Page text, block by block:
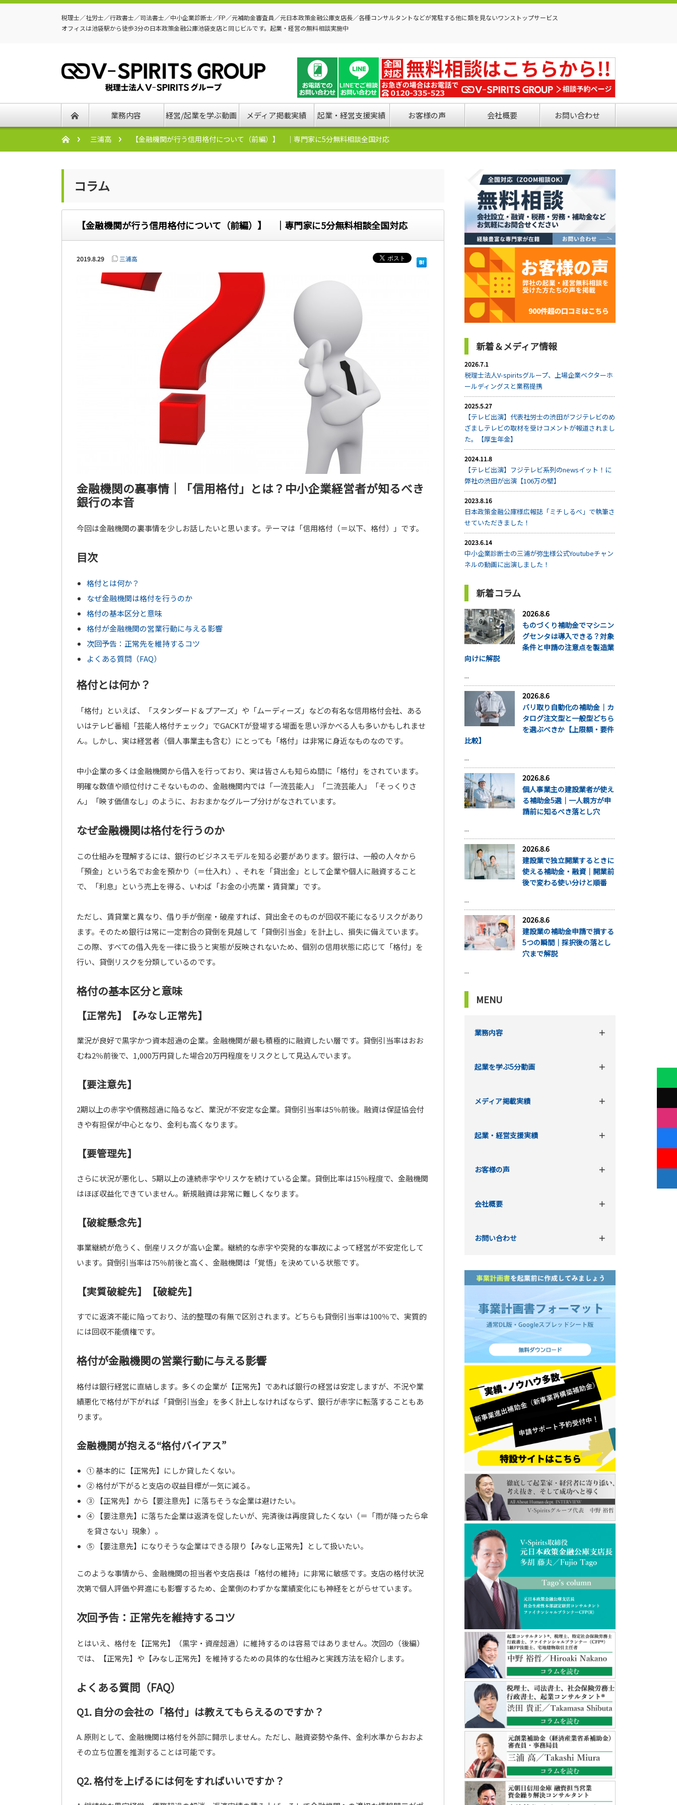
税理士／社労士／行政書士／司法書士／中小企業診断士／FP／元補助金審査員／元日本政策金融公庫支店長／各種コンサルタントなどが常駐する他に類を見ないワンストップサービス
オフィスは池袋駅から徒歩3分の日本政策金融公庫池袋支店と同じビルです。起業・経営の無料相談実施中
業務内容 経営/起業を学ぶ動画 メディア掲載実績 起業・経営支援実績 お客様の声 会社概要 お問い合わせ
三浦高 【金融機関が行う信用格付について（前編）】 ｜専門家に5分無料相談全国対応
コラム
【金融機関が行う信用格付について（前編）】 ｜専門家に5分無料相談全国対応
2019.8.29 三浦高
金融機関の裏事情｜「信用格付」とは？中小企業経営者が知るべき
銀行の本音
今回は金融機関の裏事情を少しお話したいと思います。テーマは「信用格付（＝以下、格付）」です。
目次
格付とは何か？
なぜ金融機関は格付を行うのか
格付の基本区分と意味
格付が金融機関の営業行動に与える影響
次回予告：正常先を維持するコツ
よくある質問（FAQ）
格付とは何か？
「格付」といえば、「スタンダード＆プアーズ」や「ムーディーズ」などの有名な信用格付会社、ある
いはテレビ番組「芸能人格付チェック」でGACKTが登場する場面を思い浮かべる人も多いかもしれませ
ん。しかし、実は経営者（個人事業主も含む）にとっても「格付」は非常に身近なものなのです。
中小企業の多くは金融機関から借入を行っており、実は皆さんも知らぬ間に「格付」をされています。
明確な数値や順位付けこそないものの、金融機関内では「一流芸能人」「二流芸能人」「そっくりさ
ん」「映す価値なし」のように、おおまかなグループ分けがなされています。
なぜ金融機関は格付を行うのか
この仕組みを理解するには、銀行のビジネスモデルを知る必要があります。銀行は、一般の人々から
「預金」という名でお金を預かり（＝仕入れ）、それを「貸出金」として企業や個人に融資すること
で、「利息」という売上を得る、いわば「お金の小売業・賃貸業」です。
ただし、賃貸業と異なり、借り手が倒産・破産すれば、貸出金そのものが回収不能になるリスクがあり
ます。そのため銀行は常に一定割合の貸倒を見越して「貸倒引当金」を計上し、損失に備えています。
この際、すべての借入先を一律に扱うと実態が反映されないため、個別の信用状態に応じて「格付」を
行い、貸倒リスクを分類しているのです。
格付の基本区分と意味
【正常先】【みなし正常先】
業況が良好で黒字かつ資本超過の企業。金融機関が最も積極的に融資したい層です。貸倒引当率はおお
むね2％前後で、1,000万円貸した場合20万円程度をリスクとして見込んでいます。
【要注意先】
2期以上の赤字や債務超過に陥るなど、業況が不安定な企業。貸倒引当率は5％前後。融資は保証協会付
きや有担保が中心となり、金利も高くなります。
【要管理先】
さらに状況が悪化し、5期以上の連続赤字やリスケを続けている企業。貸倒比率は15％程度で、金融機関
はほぼ収益化できていません。新規融資は非常に難しくなります。
【破綻懸念先】
事業継続が危うく、倒産リスクが高い企業。継続的な赤字や突発的な事故によって経営が不安定化して
います。貸倒引当率は75％前後と高く、金融機関は「覚悟」を決めている状態です。
【実質破綻先】【破綻先】
すでに返済不能に陥っており、法的整理の有無で区別されます。どちらも貸倒引当率は100％で、実質的
には回収不能債権です。
格付が金融機関の営業行動に与える影響
格付は銀行経営に直結します。多くの企業が【正常先】であれば銀行の経営は安定しますが、不況や業
績悪化で格付が下がれば「貸倒引当金」を多く計上しなければならず、銀行が赤字に転落することもあ
ります。
金融機関が抱える“格付バイアス”
① 基本的に【正常先】にしか貸したくない。
② 格付が下がると支店の収益目標が一気に減る。
③ 【正常先】から【要注意先】に落ちそうな企業は避けたい。
④ 【要注意先】に落ちた企業は返済を促したいが、完済後は再度貸したくない（＝「雨が降ったら傘
を貸さない」現象）。
⑤ 【要注意先】になりそうな企業はできる限り【みなし正常先】として扱いたい。
このような事情から、金融機関の担当者や支店長は「格付の維持」に非常に敏感です。支店の格付状況
次第で個人評価や昇進にも影響するため、企業側のわずかな業績変化にも神経をとがらせています。
次回予告：正常先を維持するコツ
とはいえ、格付を【正常先】（黒字・資産超過）に維持するのは容易ではありません。次回の（後編）
では、【正常先】や【みなし正常先】を維持するための具体的な仕組みと実践方法を紹介します。
よくある質問（FAQ）
Q1. 自分の会社の「格付」は教えてもらえるのですか？
A. 原則として、金融機関は格付を外部に開示しません。ただし、融資姿勢や条件、金利水準からおおよ
その立ち位置を推測することは可能です。
Q2. 格付を上げるには何をすればいいですか？
新着＆メディア情報
2026.7.1
税理士法人V-spiritsグループ、上場企業ベクターホ
ールディングスと業務提携
2025.5.27
【テレビ出演】代表社労士の渋田がフジテレビのめ
ざましテレビの取材を受けコメントが報道されまし
た。【厚生年金】
2024.11.8
【テレビ出演】フジテレビ系列のnewsイット！に
弊社の渋田が出演【106万の壁】
2023.8.16
日本政策金融公庫様広報誌「ミチしるべ」で執筆さ
せていただきました！
2023.6.14
中小企業診断士の三浦が弥生様公式Youtubeチャン
ネルの動画に出演しました！
新着コラム
2026.8.6
ものづくり補助金でマシニン
グセンタは導入できる？対象
条件と申請の注意点を製造業
向けに解説
...
2026.8.6
バリ取り自動化の補助金｜カ
タログ注文型と一般型どちら
を選ぶべきか【上限額・要件
比較】
...
2026.8.6
個人事業主の建設業者が使え
る補助金5選｜一人親方が申
請前に知るべき落とし穴
...
2026.8.6
建設業で独立開業するときに
使える補助金・融資｜開業前
後で変わる使い分けと順番
...
2026.8.6
建設業の補助金申請で損する
5つの瞬間｜採択後の落とし
穴まで解説
...
MENU
業務内容
起業を学ぶ5分動画
メディア掲載実績
起業・経営支援実績
お客様の声
会社概要
お問い合わせ